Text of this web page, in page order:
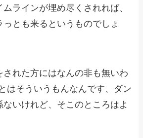
ラインが埋め尽くされれば、
とも来るというものでしょ
された方にはなんの非も無いわ
はそういうもんなんです、ダン
いけれど、そこのところはよ